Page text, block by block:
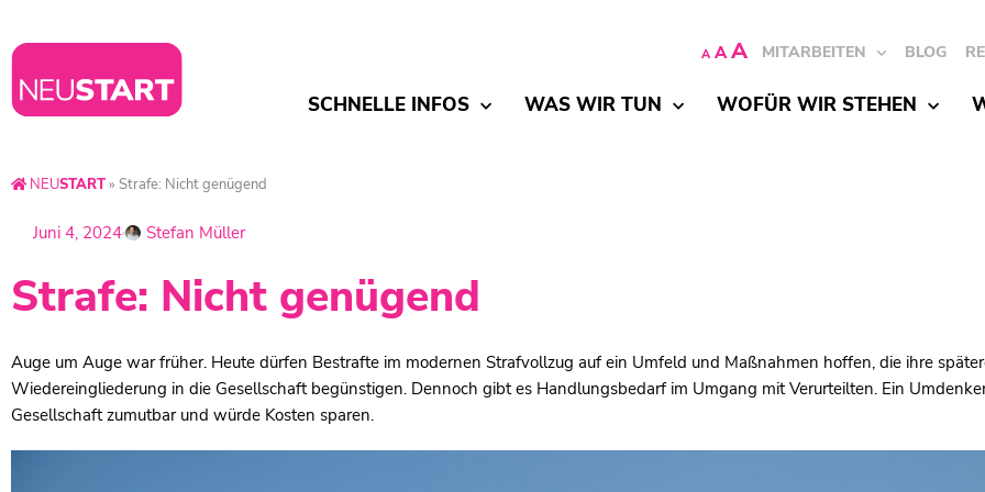
A A A MITARBEITEN BLOG
SCHNELLE INFOS WAS WIR TUN WOFÜR WIR STEHEN
NEUSTART» Strafe: Nicht genügend
Juni 4, 2024 Stefan Müller
Strafe: Nicht genügend
Auge um Auge war früher. Heute dürfen Bestrafte im modernen Strafvollzug auf ein Umfeld und Maßnahmen hoffen, die ihre
Wiedereingliederung in die Gesellschaft begünstigen. Dennoch gibt es Handlungsbedarf im Umgang mit Verurteilten. Ein
Gesellschaft zumutbar und würde Kosten sparen.